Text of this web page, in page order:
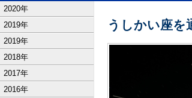
2020年
2019年
2019年
2018年
2017年
2016年
うしかい座を